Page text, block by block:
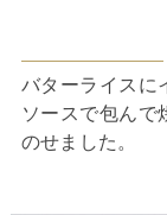
バターライスに
ソースで包んで
のせました。